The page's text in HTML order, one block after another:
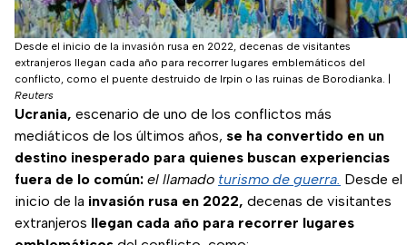
Desde el inicio de la invasión rusa en 2022, decenas de visitantes
extranjeros llegan cada año para recorrer lugares emblemáticos del
conflicto, como el puente destruido de Irpin o las ruinas de Borodianka. |
Reuters
Ucrania, escenario de uno de los conflictos más
mediáticos de los últimos años, se ha convertido en un
destino inesperado para quienes buscan experiencias
fuera de lo común: el llamado turismo de guerra. Desde el
inicio de la invasión rusa en 2022, decenas de visitantes
extranjeros llegan cada año para recorrer lugares